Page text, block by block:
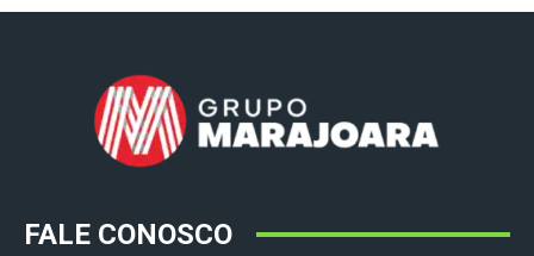
FALE CONOSCO